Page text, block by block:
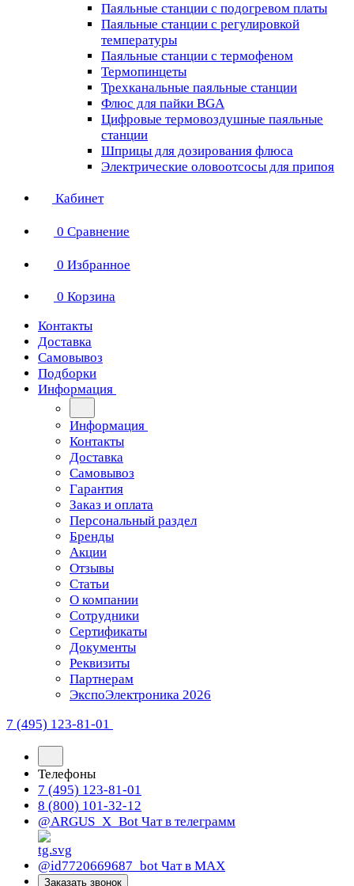
Паяльные станции с подогревом платы
Паяльные станции с регулировкой
температуры
Паяльные станции с термофеном
Термопинцеты
Трехканальные паяльные станции
Флюс для пайки BGA
Цифровые термовоздушные паяльные
станции
Шприцы для дозирования флюса
Электрические оловоотсосы для припоя
Кабинет
0 Сравнение
0 Избранное
0 Корзина
Контакты
Доставка
Самовывоз
Подборки
Информация
Информация
Контакты
Доставка
Самовывоз
Гарантия
Заказ и оплата
Персональный раздел
Бренды
Акции
Отзывы
Статьи
О компании
Сотрудники
Сертификаты
Документы
Реквизиты
Партнерам
ЭкспоЭлектроника 2026
7 (495) 123-81-01
Телефоны
7 (495) 123-81-01
8 (800) 101-32-12
@ARGUS_X_Bot Чат в телеграмм
@id7720669687_bot Чат в МАХ
Заказать звонок